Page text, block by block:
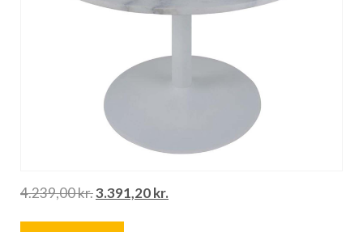
4.239,00kr.3.391,20kr.